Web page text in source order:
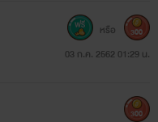
03 ก.ค. 2562 01:29 น.
หรือ 300
300